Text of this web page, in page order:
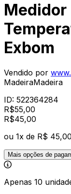
Medidor
Exbom
Vendido por
MadeiraMadeira
ID: 522364284
R$55,00
R$45,00
ou 1x de R$ 45,00
Mais opções de
Apenas 10